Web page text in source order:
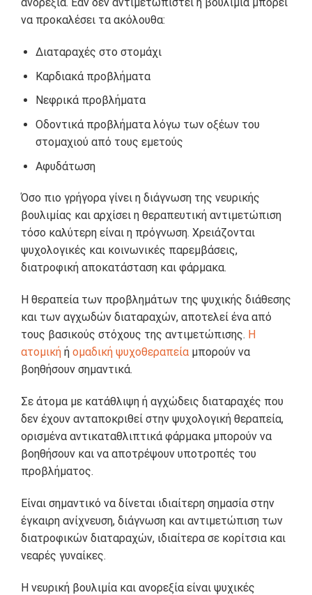
ανορεξία. Εάν δεν αντιμετωπιστεί η βουλιμία μπορεί
να προκαλέσει τα ακόλουθα:
Διαταραχές στο στομάχι
Καρδιακά προβλήματα
Νεφρικά προβλήματα
Οδοντικά προβλήματα λόγω των οξέων του
στομαχιού από τους εμετούς
Αφυδάτωση
Όσο πιο γρήγορα γίνει η διάγνωση της νευρικής
βουλιμίας και αρχίσει η θεραπευτική αντιμετώπιση
τόσο καλύτερη είναι η πρόγνωση. Χρειάζονται
ψυχολογικές και κοινωνικές παρεμβάσεις,
διατροφική αποκατάσταση και φάρμακα.
Η θεραπεία των προβλημάτων της ψυχικής διάθεσης
και των αγχωδών διαταραχών, αποτελεί ένα από
τους βασικούς στόχους της αντιμετώπισης. Η
ατομική ή ομαδική ψυχοθεραπεία μπορούν να
βοηθήσουν σημαντικά.
Σε άτομα με κατάθλιψη ή αγχώδεις διαταραχές που
δεν έχουν ανταποκριθεί στην ψυχολογική θεραπεία,
ορισμένα αντικαταθλιπτικά φάρμακα μπορούν να
βοηθήσουν και να αποτρέψουν υποτροπές του
προβλήματος.
Είναι σημαντικό να δίνεται ιδιαίτερη σημασία στην
έγκαιρη ανίχνευση, διάγνωση και αντιμετώπιση των
διατροφικών διαταραχών, ιδιαίτερα σε κορίτσια και
νεαρές γυναίκες.
Η νευρική βουλιμία και ανορεξία είναι ψυχικές